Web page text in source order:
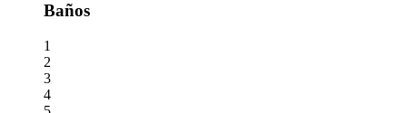
Baños
1
2
3
4